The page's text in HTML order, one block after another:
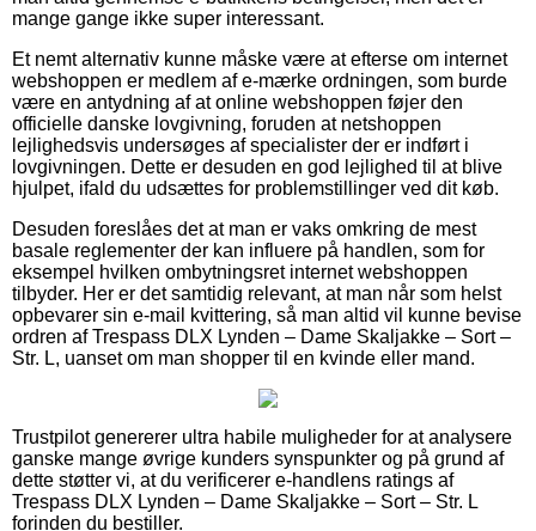
mange gange ikke super interessant.
Et nemt alternativ kunne måske være at efterse om internet
webshoppen er medlem af e-mærke ordningen, som burde
være en antydning af at online webshoppen føjer den
officielle danske lovgivning, foruden at netshoppen
lejlighedsvis undersøges af specialister der er indført i
lovgivningen. Dette er desuden en god lejlighed til at blive
hjulpet, ifald du udsættes for problemstillinger ved dit køb.
Desuden foreslåes det at man er vaks omkring de mest
basale reglementer der kan influere på handlen, som for
eksempel hvilken ombytningsret internet webshoppen
tilbyder. Her er det samtidig relevant, at man når som helst
opbevarer sin e-mail kvittering, så man altid vil kunne bevise
ordren af Trespass DLX Lynden – Dame Skaljakke – Sort –
Str. L, uanset om man shopper til en kvinde eller mand.
Trustpilot genererer ultra habile muligheder for at analysere
ganske mange øvrige kunders synspunkter og på grund af
dette støtter vi, at du verificerer e-handlens ratings af
Trespass DLX Lynden – Dame Skaljakke – Sort – Str. L
forinden du bestiller.